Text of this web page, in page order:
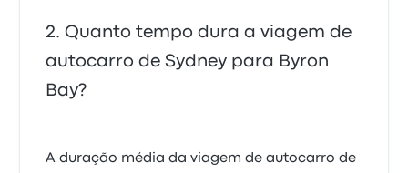
Quanto tempo dura a viagem de
autocarro de Sydney para Byron
Bay?
A duração média da viagem de autocarro de